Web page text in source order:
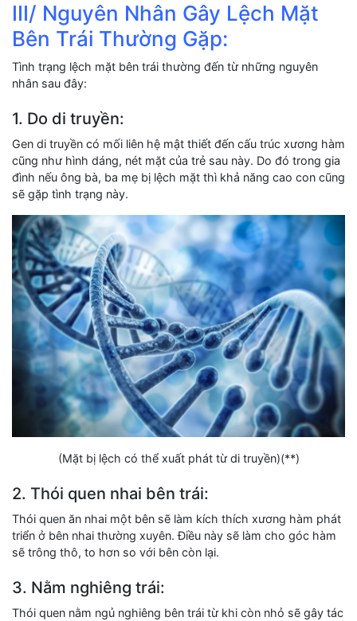
III/ Nguyên Nhân Gây Lệch Mặt
Bên Trái Thường Gặp:
Tình trạng lệch mặt bên trái thường đến từ những nguyên
nhân sau đây:
1. Do di truyền:
Gen di truyền có mối liên hệ mật thiết đến cấu trúc xương hàm
cũng như hình dáng, nét mặt của trẻ sau này. Do đó trong gia
đình nếu ông bà, ba mẹ bị lệch mặt thì khả năng cao con cũng
sẽ gặp tình trạng này.
(Mặt bị lệch có thể xuất phát từ di truyền)(**)
2. Thói quen nhai bên trái:
Thói quen ăn nhai một bên sẽ làm kích thích xương hàm phát
triển ở bên nhai thường xuyên. Điều này sẽ làm cho góc hàm
sẽ trông thô, to hơn so với bên còn lại.
3. Nằm nghiêng trái:
Thói quen nằm ngủ nghiêng bên trái từ khi còn nhỏ sẽ gây tác